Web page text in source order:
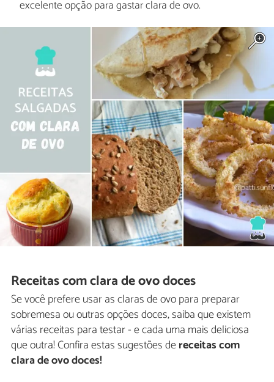
excelente opção para gastar clara de ovo.
Receitas com clara de ovo doces
Se você prefere usar as claras de ovo para preparar
sobremesa ou outras opções doces, saiba que existem
várias receitas para testar - e cada uma mais deliciosa
que outra! Confira estas sugestões dereceitas com
clara de ovo doces!